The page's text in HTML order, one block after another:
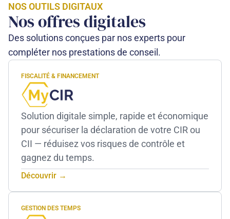
NOS OUTILS DIGITAUX
Nos offres digitales
Des solutions conçues par nos experts pour
compléter nos prestations de conseil.
FISCALITÉ & FINANCEMENT
Solution digitale simple, rapide et économique
pour sécuriser la déclaration de votre CIR ou
CII — réduisez vos risques de contrôle et
gagnez du temps.
Découvrir →
GESTION DES TEMPS